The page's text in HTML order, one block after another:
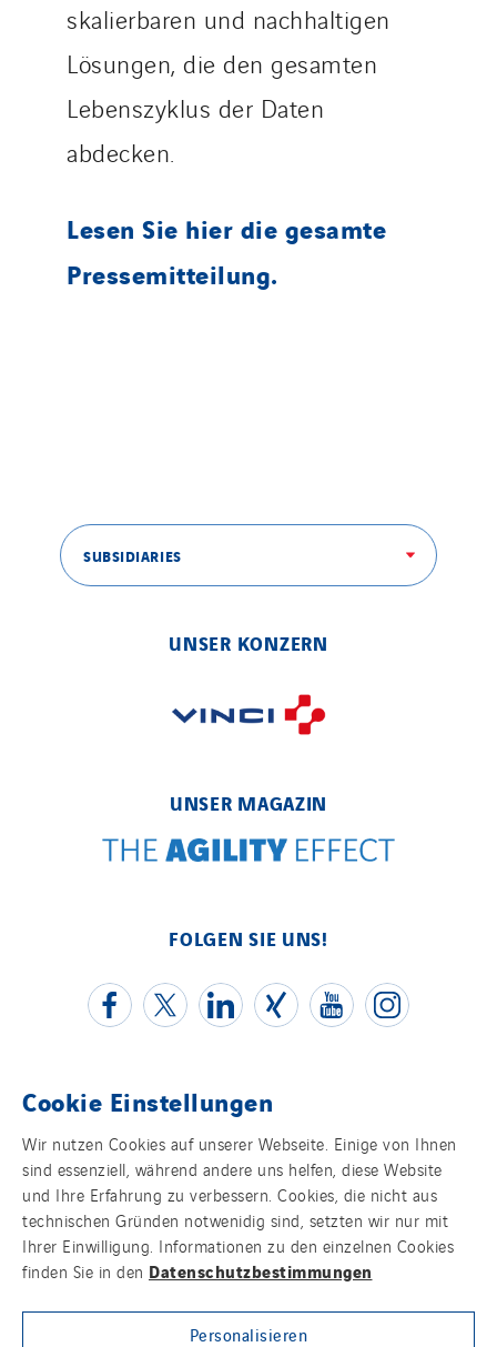
skalierbaren und nachhaltigen
Lösungen, die den gesamten
Lebenszyklus der Daten
abdecken.
Lesen Sie hier die gesamte
Pressemitteilung.
SUBSIDIARIES
UNSER KONZERN
UNSER MAGAZIN
FOLGEN SIE UNS!
Kontakt
Impressum
Datenschutz
Cookies
Sitemap
Cookie Einstellungen
Wir nutzen Cookies auf unserer Webseite. Einige von Ihnen
sind essenziell, während andere uns helfen, diese Website
und Ihre Erfahrung zu verbessern. Cookies, die nicht aus
technischen Gründen notwenidig sind, setzten wir nur mit
Ihrer Einwilligung. Informationen zu den einzelnen Cookies
finden Sie in den Datenschutzbestimmungen
Personalisieren